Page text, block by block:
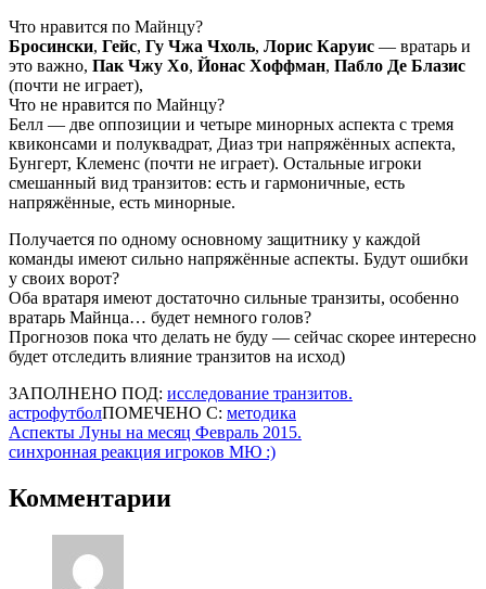
Что нравится по Майнцу?
Бросински, Гейс, Гу Чжа Чхоль, Лорис Каруис — вратарь и
это важно, Пак Чжу Хо, Йонас Хоффман, Пабло Де Блазис
(почти не играет),
Что не нравится по Майнцу?
Белл — две оппозиции и четыре минорных аспекта с тремя
квиконсами и полуквадрат, Диаз три напряжённых аспекта,
Бунгерт, Клеменс (почти не играет). Остальные игроки
смешанный вид транзитов: есть и гармоничные, есть
напряжённые, есть минорные.
Получается по одному основному защитнику у каждой
команды имеют сильно напряжённые аспекты. Будут ошибки
у своих ворот?
Оба вратаря имеют достаточно сильные транзиты, особенно
вратарь Майнца… будет немного голов?
Прогнозов пока что делать не буду — сейчас скорее интересно
будет отследить влияние транзитов на исход)
ЗАПОЛНЕНО ПОД: исследование транзитов.
астрофутболПОМЕЧЕНО С: методика
Навигация
по
записям
Аспекты Луны на месяц Февраль 2015.
синхронная реакция игроков МЮ :)
Комментарии